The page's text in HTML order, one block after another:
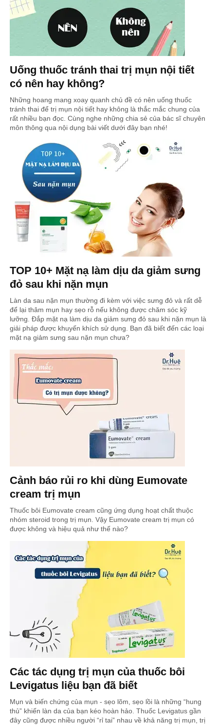
Uống thuốc tránh thai trị mụn nội tiết
có nên hay không?
Những hoang mang xoay quanh chủ đề có nên uống thuốc
tránh thai để trị mụn nội tiết hay không là thắc mắc chung của
rất nhiều bạn đọc. Cùng nghe những chia sẻ của bác sĩ chuyên
môn thông qua nội dụng bài viết dưới đây bạn nhé!
TOP 10+ Mặt nạ làm dịu da giảm sưng
đỏ sau khi nặn mụn
Làn da sau nặn mụn thường đi kèm với việc sưng đỏ và rất dễ
để lại thâm mụn hay sẹo rỗ nếu không được chăm sóc kỹ
lưỡng. Đắp mặt nạ làm dịu da giảm sưng đỏ sau khi nặn mụn là
giải pháp được khuyến khích sử dụng. Bạn đã biết đến các loại
mặt nạ giảm sưng sau nặn mụn chưa?
Cảnh báo rủi ro khi dùng Eumovate
cream trị mụn
Thuốc bôi Eumovate cream cũng ứng dụng hoạt chất thuộc
nhóm steroid trong trị mụn. Vậy Eumovate cream trị mụn có
được không và hiệu quả như thế nào?
Các tác dụng trị mụn của thuốc bôi
Levigatus liệu bạn đã biết
Mụn và biến chứng của mụn - sẹo lõm, sẹo lồi là những “hung
thủ” khiến làn da của bạn kéo hoàn hảo. Thuốc Levigatus gần
đây cũng được nhiều người “rỉ tai” nhau về khả năng trị mụn, trị